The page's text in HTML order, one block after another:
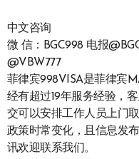
中文咨询
微 信：BGC998 电报
@VBW777
菲律宾998VISA是菲律宾
经有超过19年服务经验，
交可以安排工作人员上门
政策时常变化，且信息发
讯欢迎联系我们。